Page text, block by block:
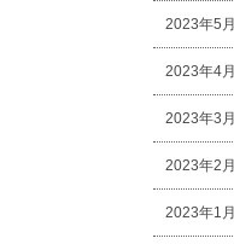
2023年5月
2023年4月
2023年3月
2023年2月
2023年1月